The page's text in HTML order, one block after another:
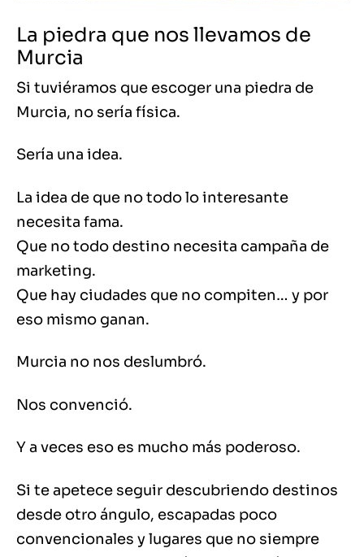
La piedra que nos llevamos de
Murcia
Si tuviéramos que escoger una piedra de
Murcia, no sería física.
Sería una idea.
La idea de que no todo lo interesante
necesita fama.
Que no todo destino necesita campaña de
marketing.
Que hay ciudades que no compiten… y por
eso mismo ganan.
Murcia no nos deslumbró.
Nos convenció.
Y a veces eso es mucho más poderoso.
Si te apetece seguir descubriendo destinos
desde otro ángulo, escapadas poco
convencionales y lugares que no siempre